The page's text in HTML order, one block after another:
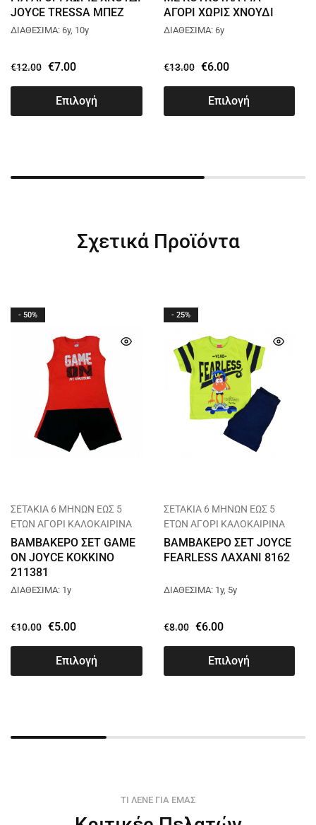
JOYCE TRESSA ΜΠΕΖ
2414502
ΔΙΑΘΕΣΙΜΑ: 6y, 10y
€12.00 €7.00
Επιλογή
ΑΓΟΡΙ ΧΩΡΙΣ ΧΝΟΥΔΙ
JOYCE UNIQUE ΜΑΥΡΟ
ΔΙΑΘΕΣΙΜΑ: 6y
€13.00 €6.00
Επιλογή
Σχετικά Προϊόντα
- 50%
ΣΕΤΑΚΙΑ 6 ΜΗΝΩΝ ΕΩΣ 5
ΕΤΩΝ ΑΓΟΡΙ ΚΑΛΟΚΑΙΡΙΝΑ
ΒΑΜΒΑΚΕΡΟ ΣΕΤ GAME
ON JOYCE ΚΟΚΚΙΝΟ
211381
ΔΙΑΘΕΣΙΜΑ: 1y
€10.00 €5.00
Επιλογή
- 25%
ΣΕΤΑΚΙΑ 6 ΜΗΝΩΝ ΕΩΣ 5
ΕΤΩΝ ΑΓΟΡΙ ΚΑΛΟΚΑΙΡΙΝΑ
ΒΑΜΒΑΚΕΡΟ ΣΕΤ JOYCE
FEARLESS ΛΑΧΑΝΙ 8162
ΔΙΑΘΕΣΙΜΑ: 1y, 5y
€8.00 €6.00
Επιλογή
ΤΙ ΛΕΝΕ ΓΙΑ ΕΜΑΣ